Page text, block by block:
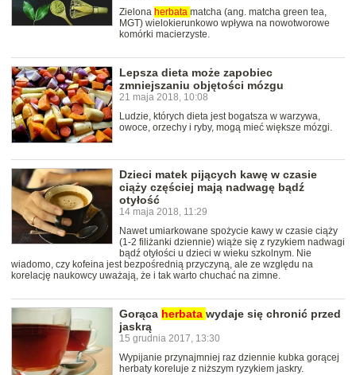
Zielona herbata matcha (ang. matcha green tea,
MGT) wielokierunkowo wpływa na nowotworowe
komórki macierzyste.
Lepsza dieta może zapobiec
zmniejszaniu objętości mózgu
21 maja 2018, 10:08
Ludzie, których dieta jest bogatsza w warzywa,
owoce, orzechy i ryby, mogą mieć większe mózgi.
Dzieci matek pijących kawę w czasie
ciąży częściej mają nadwagę bądź
otyłość
14 maja 2018, 11:29
Nawet umiarkowane spożycie kawy w czasie ciąży
(1-2 filiżanki dziennie) wiąże się z ryzykiem nadwagi
bądź otyłości u dzieci w wieku szkolnym. Nie
wiadomo, czy kofeina jest bezpośrednią przyczyną, ale ze względu na
korelację naukowcy uważają, że i tak warto chuchać na zimne.
Gorąca herbata wydaje się chronić przed
jaskrą
15 grudnia 2017, 13:30
Wypijanie przynajmniej raz dziennie kubka gorącej
herbaty koreluje z niższym ryzykiem jaskry.